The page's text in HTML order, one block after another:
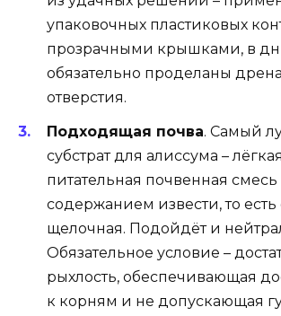
упаковочных пластиковых
прозрачными крышками, в
обязательно проделаны
отверстия.
Подходящая почва. Самый
субстрат для алиссума –
питательная почвенная
содержанием извести, то есть
щелочная. Подойдёт и
Обязательное условие –
рыхлость, обеспечивающая
к корням и не допускающая